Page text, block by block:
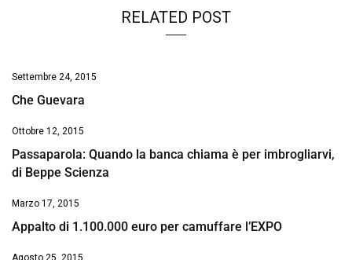
RELATED POST
Settembre 24, 2015
Che Guevara
Ottobre 12, 2015
Passaparola: Quando la banca chiama è per imbrogliarvi,
di Beppe Scienza
Marzo 17, 2015
Appalto di 1.100.000 euro per camuffare l’EXPO